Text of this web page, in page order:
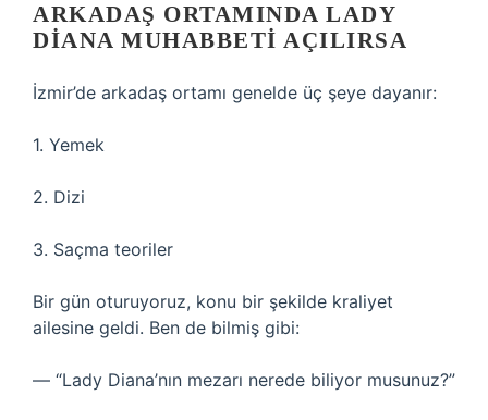
ARKADAŞ ORTAMINDA LADY
DIANA MUHABBETI AÇILIRSA
İzmir’de arkadaş ortamı genelde üç şeye dayanır:
1. Yemek
2. Dizi
3. Saçma teoriler
Bir gün oturuyoruz, konu bir şekilde kraliyet
ailesine geldi. Ben de bilmiş gibi:
— “Lady Diana’nın mezarı nerede biliyor musunuz?”